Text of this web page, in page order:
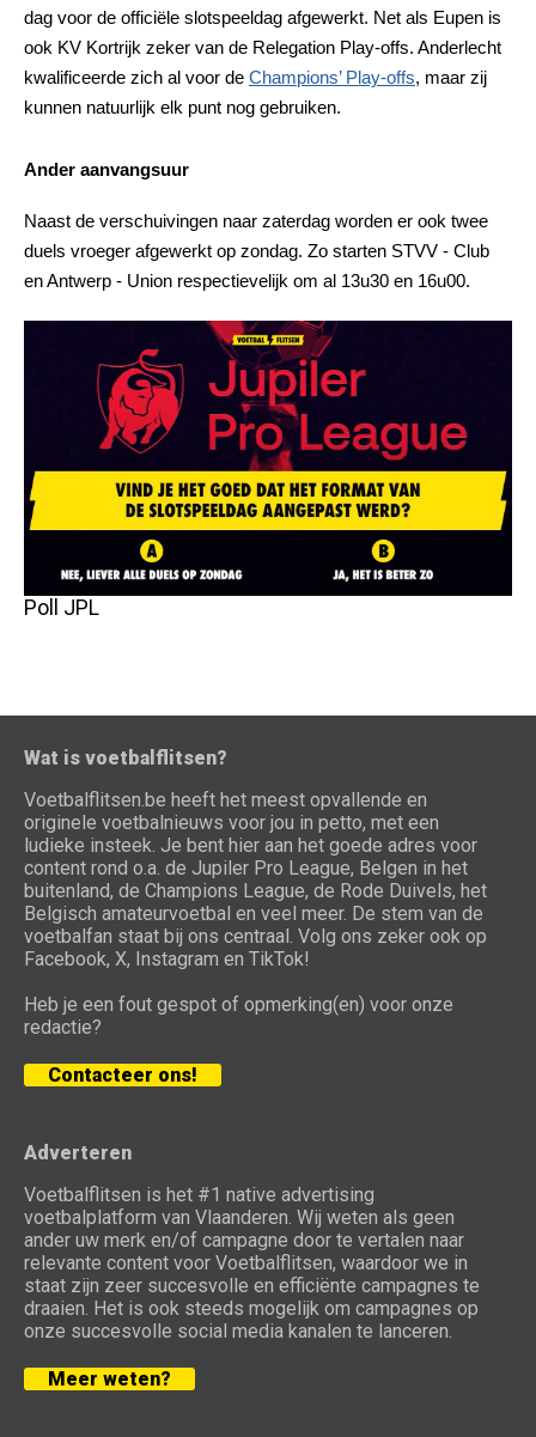
dag voor de officiële slotspeeldag afgewerkt. Net als Eupen is
ook KV Kortrijk zeker van de Relegation Play-offs. Anderlecht
kwalificeerde zich al voor de Champions’ Play-offs, maar zij
kunnen natuurlijk elk punt nog gebruiken.
Ander aanvangsuur
Naast de verschuivingen naar zaterdag worden er ook twee
duels vroeger afgewerkt op zondag. Zo starten STVV - Club
en Antwerp - Union respectievelijk om al 13u30 en 16u00.
Poll JPL
Wat is voetbalflitsen?
Voetbalflitsen.be heeft het meest opvallende en
originele voetbalnieuws voor jou in petto, met een
ludieke insteek. Je bent hier aan het goede adres voor
content rond o.a. de Jupiler Pro League, Belgen in het
buitenland, de Champions League, de Rode Duivels, het
Belgisch amateurvoetbal en veel meer. De stem van de
voetbalfan staat bij ons centraal. Volg ons zeker ook op
Facebook, X, Instagram en TikTok!
Heb je een fout gespot of opmerking(en) voor onze
redactie?
Contacteer ons!
Adverteren
Voetbalflitsen is het #1 native advertising
voetbalplatform van Vlaanderen. Wij weten als geen
ander uw merk en/of campagne door te vertalen naar
relevante content voor Voetbalflitsen, waardoor we in
staat zijn zeer succesvolle en efficiënte campagnes te
draaien. Het is ook steeds mogelijk om campagnes op
onze succesvolle social media kanalen te lanceren.
Meer weten?